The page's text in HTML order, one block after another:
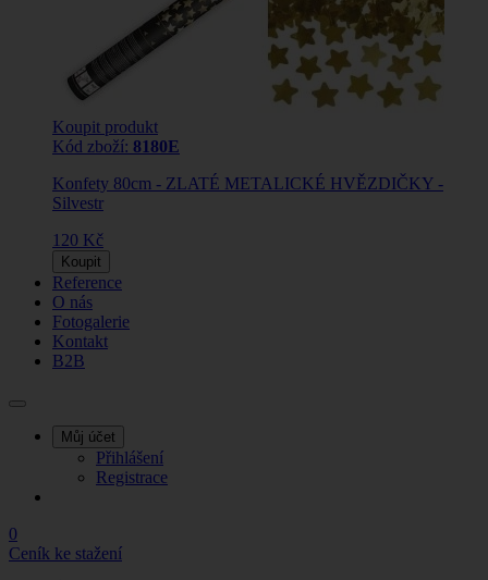
Koupit produkt
Kód zboží: 8180E
Konfety 80cm - ZLATÉ METALICKÉ HVĚZDIČKY -
Silvestr
120 Kč
Koupit
Reference
O nás
Fotogalerie
Kontakt
B2B
Můj účet
Přihlášení
Registrace
0
Ceník ke stažení